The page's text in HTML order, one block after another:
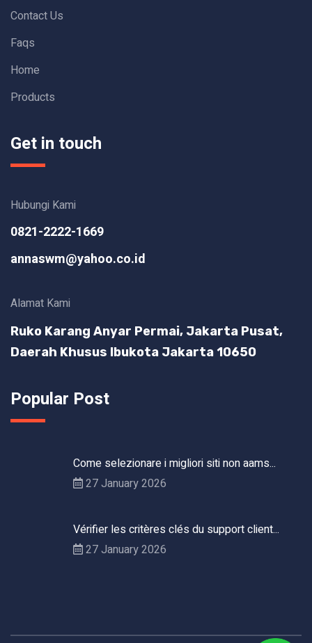
Contact Us
Faqs
Home
Products
Get in touch
Hubungi Kami
0821-2222-1669
annaswm@yahoo.co.id
Alamat Kami
Ruko Karang Anyar Permai, Jakarta Pusat,
Daerah Khusus Ibukota Jakarta 10650
Popular Post
Come selezionare i migliori siti non aams...
27 January 2026
Vérifier les critères clés du support client...
27 January 2026